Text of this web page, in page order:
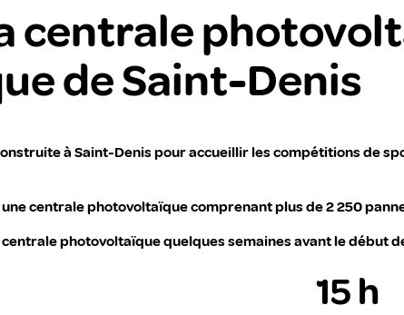
centrale
de Saint-Denis
à Saint-Denis pour accueillir les compétitions de
centrale photovoltaïque comprenant plus de 2 250
photovoltaïque quelques semaines avant le début
15 h